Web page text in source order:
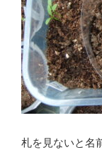
札を見ないと名